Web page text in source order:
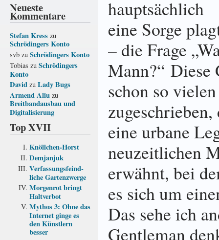
Neueste
Kommentare
Stefan Kress zu
Schrödingers Konto
svb zu Schrödingers Konto
Tobias zu Schrödingers
Konto
David zu Lady Bugs
Armend Aliu zu
Breitbandausbau und
Digitalisierung
Top XVII
Knöllchen-Horst
Demjanjuk
Verfassungs­feind­
liche Garten­zwerge
Morgenrot bringt
Haltverbot
Mythos 3: Ohne das
Internet ginge es
den Künstlern
besser
hauptsächlich
eine Sorge
– die Frage
Mann?“ Diese
schon so
eine urbane
neuzeitlichen
erwähnt, bei
es sich um
Das sehe ich
Gentleman